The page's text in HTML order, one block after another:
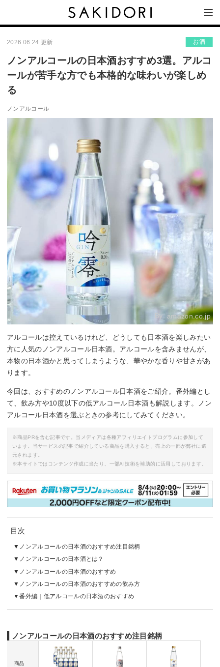
2026.06.24 更新 お酒
ノンアルコールの日本酒おすすめ3選。アルコ
ールが苦手な方でも本格的な味わいが楽しめ
る
ノンアルコール
By: amazon.co.jp
アルコールは控えているけれど、どうしても日本酒を楽しみたい
方に人気のノンアルコール日本酒。アルコールを含みませんが、
本物の日本酒かと思ってしまうような、華やかな香りや甘さがあ
ります。
今回は、おすすめのノンアルコール日本酒をご紹介。番外編とし
て、飲み方や10度以下の低アルコール日本酒も解説します。ノン
アルコール日本酒を選ぶときの参考にしてみてください。
※商品PRを含む記事です。当メディアは各種アフィリエイトプログラムに参加して
います。当サービスの記事で紹介している商品を購入すると、売上の一部が弊社に還
元されます。
※本サイトではコンテンツ作成に当たり、一部AI技術を補助的に活用しております。
目次
ノンアルコールの日本酒のおすすめ注目銘柄
ノンアルコールの日本酒とは？
ノンアルコールの日本酒のおすすめ
ノンアルコールの日本酒のおすすめの飲み方
番外編｜低アルコールの日本酒のおすすめ
ノンアルコールの日本酒のおすすめ注目銘柄
商品